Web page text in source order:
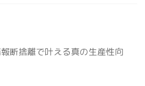
断捨離で叶える真の生産性向